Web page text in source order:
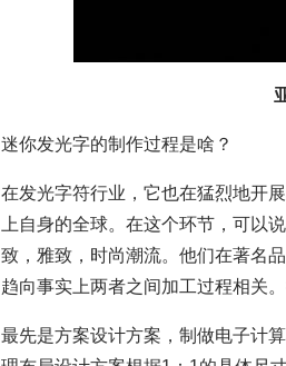
迷你发光字的制作过程是啥？
在发光字符行业，它也在猛烈地开
上自身的全球。在这个环节，可以
致，雅致，时尚潮流。他们在著名
趋向事实上两者之间加工过程相关
最先是方案设计方案，制做电子计